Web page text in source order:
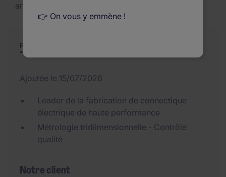
an
Poste et missions
Ajoutée le 15/07/2026
Leader de la fabrication de connectique
électrique de haute performance
Métrologie tridiimensionnelle - Contrôle
qualité
Notre client
👉 On vous y emmène !